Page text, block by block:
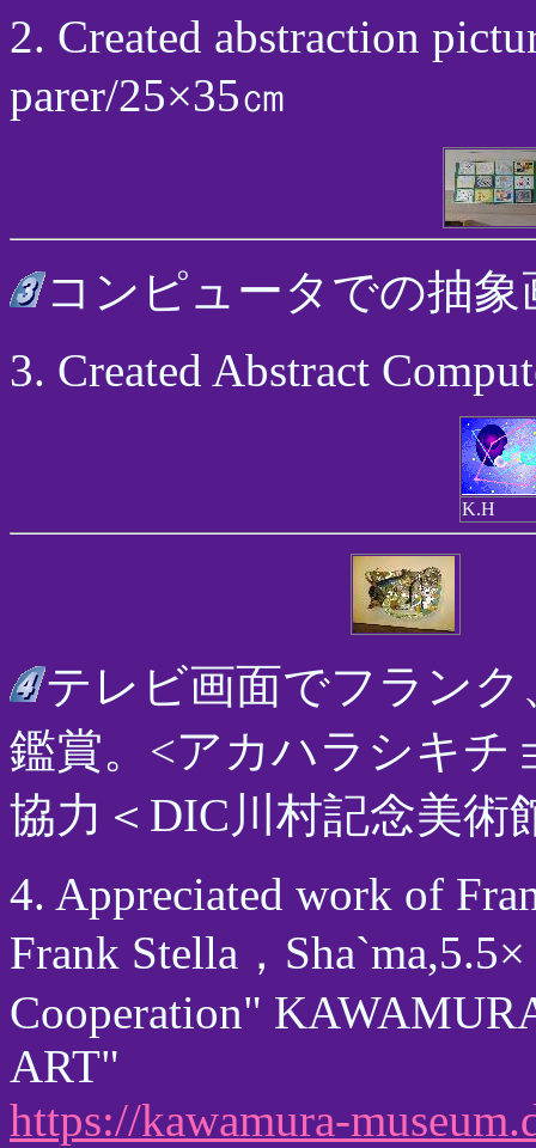
2. Created abstraction
parer/25×35㎝
コンピュータでの抽象
3. Created Abstract
K.H
テレビ画面でフラン
鑑賞。<アカハラシキチ
協力＜DIC川村記念美術
4. Appreciated work of
Frank Stella，
Cooperation"
ART"
https://kawamura-